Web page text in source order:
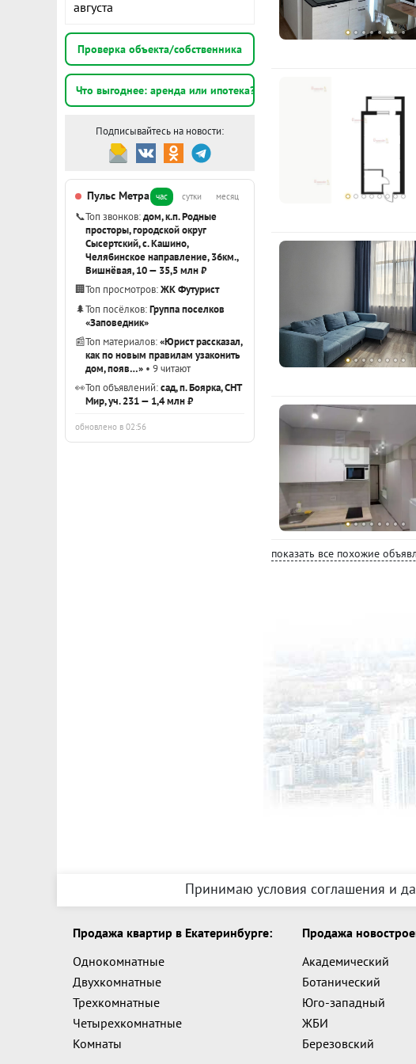
августа
Проверка объекта/собственника
Что выгоднее: аренда или ипотека?
Подписывайтесь на новости:
Пульс Метра час сутки месяц
📞Топ звонков:дом, к.п. Родные
просторы, городской округ
Сысертский, с. Кашино,
Челябинское направление, 36км.,
Вишнёвая, 10 — 35,5 млн ₽
🏢Топ просмотров:ЖК Футурист
🌲Топ посёлков:Группа поселков
«Заповедник»
📰Топ материалов:«Юрист рассказал,
как по новым правилам узаконить
дом, появ…» • 9 читают
👀Топ объявлений:сад, п. Боярка, СНТ
Мир, уч. 231 — 1,4 млн ₽
обновлено в 02:56
этаж
2-к
Показать всю историю:
показать все похожие
Принимаю условия соглашения и
Продажа квартир в Екатеринбурге:
Однокомнатные
Двухкомнатные
Трехкомнатные
Четырехкомнатные
Комнаты
Продажа
Академический
Ботанический
Юго-западный
ЖБИ
Березовский